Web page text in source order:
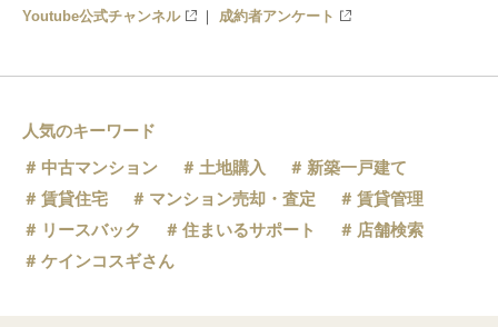
Youtube公式チャンネル
成約者アンケート
人気のキーワード
中古マンション
土地購入
新築一戸建て
賃貸住宅
マンション売却・査定
賃貸管理
リースバック
住まいるサポート
店舗検索
ケインコスギさん